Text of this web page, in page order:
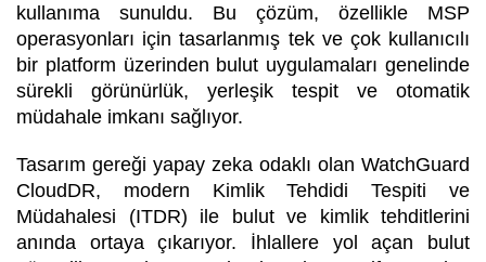
kullanıma sunuldu. Bu çözüm, özellikle MSP
operasyonları için tasarlanmış tek ve çok kullanıcılı
bir platform üzerinden bulut uygulamaları genelinde
sürekli görünürlük, yerleşik tespit ve otomatik
müdahale imkanı sağlıyor.
Tasarım gereği yapay zeka odaklı olan WatchGuard
CloudDR, modern Kimlik Tehdidi Tespiti ve
Müdahalesi (ITDR) ile bulut ve kimlik tehditlerini
anında ortaya çıkarıyor. İhlallere yol açan bulut